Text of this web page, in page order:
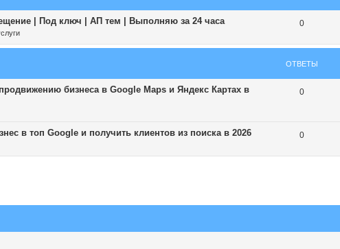
| Под ключ | АП тем | Выполняю за 24 часа 0
ОТВЕТЫ
бизнеса в Google Maps и Яндекс Картах в
0
в топ Google и получить клиентов из поиска в 2026 0